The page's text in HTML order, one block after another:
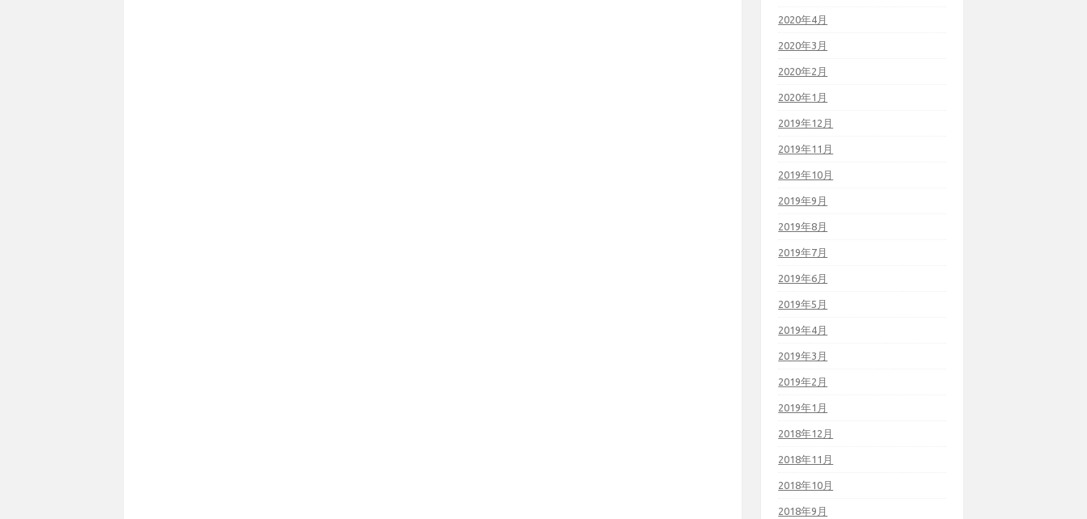
2020年4月
2020年3月
2020年2月
2020年1月
2019年12月
2019年11月
2019年10月
2019年9月
2019年8月
2019年7月
2019年6月
2019年5月
2019年4月
2019年3月
2019年2月
2019年1月
2018年12月
2018年11月
2018年10月
2018年9月